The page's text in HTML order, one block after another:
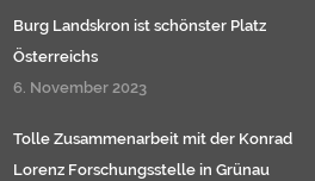
Burg Landskron ist schönster Platz
Österreichs
6. November 2023
Tolle Zusammenarbeit mit der Konrad
Lorenz Forschungsstelle in Grünau